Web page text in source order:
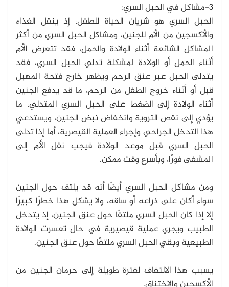
3-مشاكل في الحبل السري:
الحبل السري هو شريان الحياة للطفل، إذ ينقل الغذاء
والأكسجين من الأم للجنين، ومشاكل الحبل السري من أكثر
المشاكل الشائعة أثناء الولادة والحمل، فقد تتعرض الأم
أثناء الحمل أو الولادة لمشكلة تدلي الحبل السري، فقد
يتدلى الحبل عبر عنق الرحم ويظهر خارج فتحة المهبل
قبل أو أثناء خروج الطفل من الرحم، ما قد يدفع الجنين
أثناء الولادة إلى الضغط على الحبل السري المتدلي، ما
يؤدي إلى نقص التروية وانخفاض نبض الجنين، ويستدعي
هذا التدخل الجراحي وإجراء العملية القيصرية، أما إذا تدلى
الحبل السري قبل موعد الولادة فيجب نقل الأم إلى
المشفى فورًا، وبأسرع وقت ممكن.
ومن مشاكل الحبل السري أيضًا أنه قد يلتف حول الجنين
سواء أكان على ذراعه أو ساقه، ولا يشكل هذا خطرًا كبيرًا
إلا إذا كان الحبل السري ملتفًا حول عنق الجنين، إذ يتدخل
الطبيب ويجري عملية قيصيرية في حال تعسرت الولادة
الطبيعية وبقي الحبل السري ملتفًا حول عنق الجنين.
يسبب هذا الالتفاف لفترة طويلة إلى حرمان الجنين من